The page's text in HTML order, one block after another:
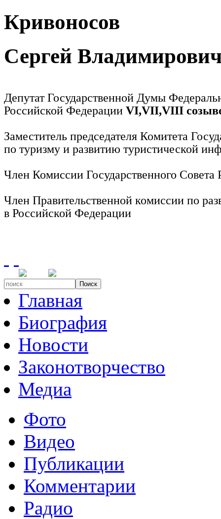
Кривоносов
Сергей
Депутат Государственной Думы
Российской Федерации VI,VII,VIII
Заместитель председателя Комитета
по туризму и развитию туристической
Член Комиссии Государственного
Член Правительственной комиссии по
в Российской Федерации
Поиск
Главная
Биография
Новости
Законотворчество
Медиа
Фото
Видео
Публикации
Комментарии
Радио